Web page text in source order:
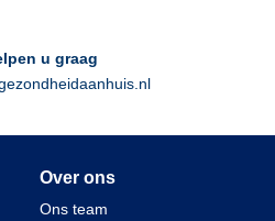
u graag
Over ons
Ons team